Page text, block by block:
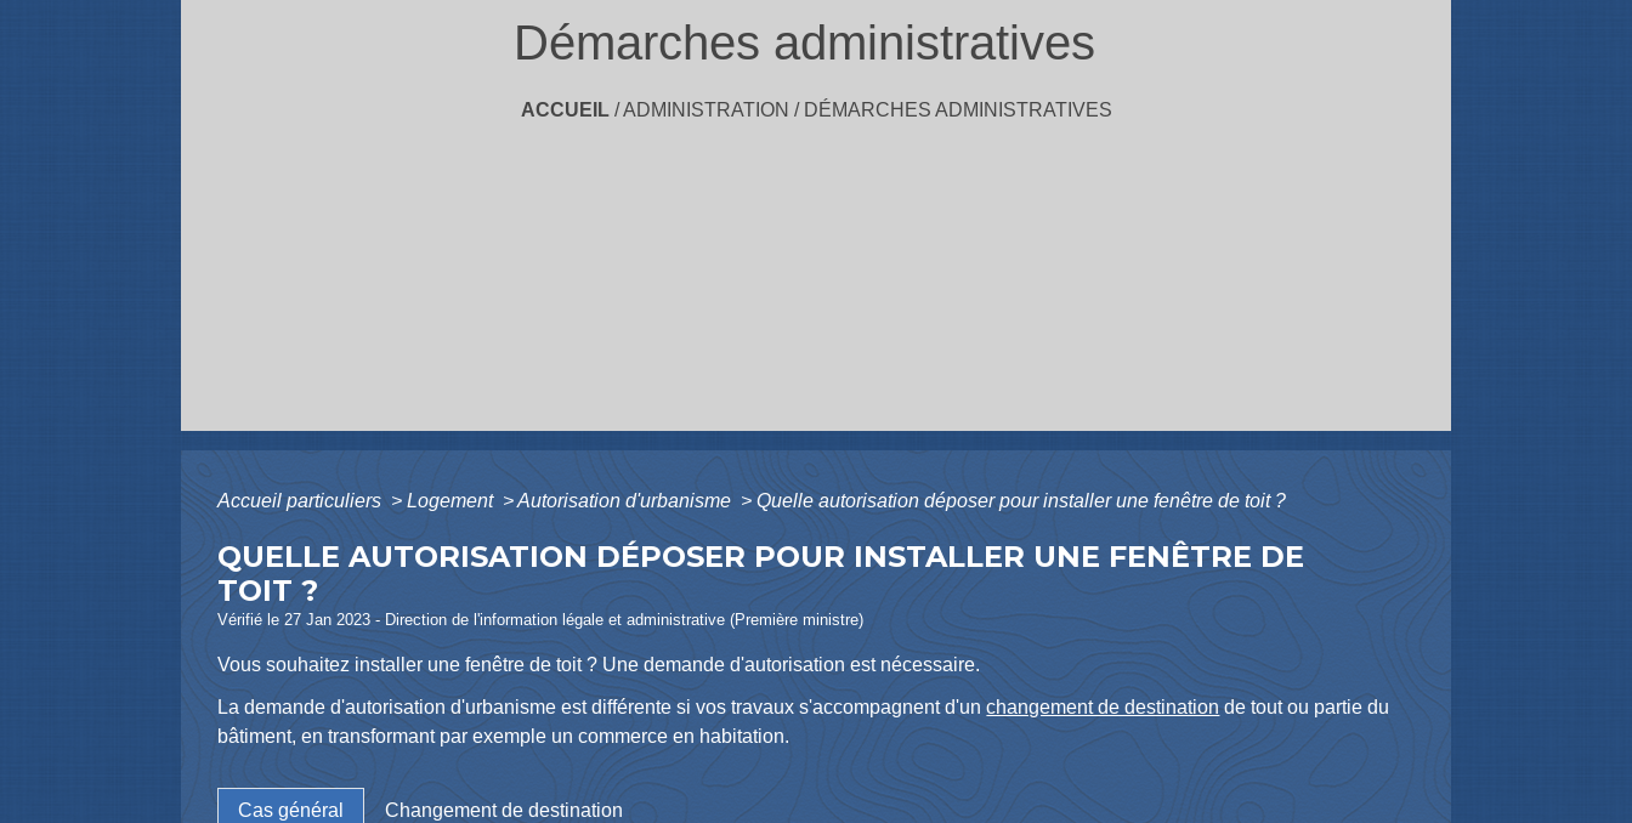
Démarches administratives
ACCUEIL/ADMINISTRATION / DÉMARCHES ADMINISTRATIVES
Accueil particuliers > Logement > Autorisation d'urbanisme > Quelle autorisation déposer pour installer une fenêtre de toit ?
QUELLE AUTORISATION DÉPOSER POUR INSTALLER UNE FENÊTRE DE
TOIT ?
Vérifié le 27 Jan 2023 - Direction de l'information légale et administrative (Première ministre)
Vous souhaitez installer une fenêtre de toit ? Une demande d'autorisation est nécessaire.
La demande d'autorisation d'urbanisme est différente si vos travaux s'accompagnent d'unchangement de destinationde tout ou partie du
bâtiment, en transformant par exemple un commerce en habitation.
Cas général Changement de destination